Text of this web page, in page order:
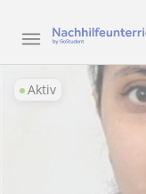
Aktiv